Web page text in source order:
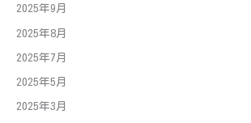
2025年9月
2025年8月
2025年7月
2025年5月
2025年3月